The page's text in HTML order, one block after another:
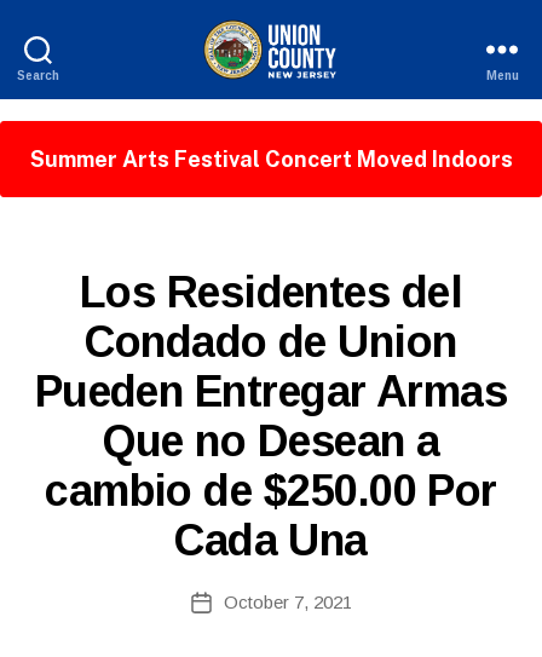
Search
of
New
Jersey
Menu
Summer Arts Festival Concert Moved Indoors
CategoriesLos Residentes del
Condado de Union
Pueden Entregar Armas
Que no Desean a
cambio de $250.00 Por
Cada Una
author
B
y
W
e
b
Si
PostOctober 7, 2021